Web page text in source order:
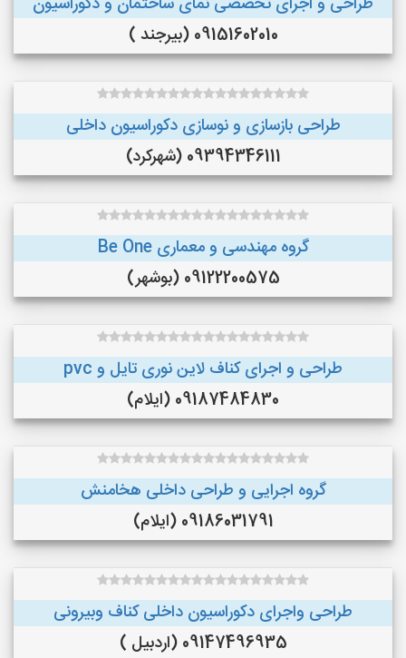
09151602010 (بیرجند )
طراحی بازسازی و نوسازی دکوراسیون داخلی
09394346111 (شهرکرد)
گروه مهندسی و معماری Be One
09122200575 (بوشهر)
طراحی و اجرای کناف لاین نوری تایل و pvc
09187484830 (ایلام)
گروه اجرایی و طراحی داخلی هخامنش
09186031791 (ایلام)
طراحی واجرای دکوراسیون داخلی کناف وبیرونی
09147496935 (اردبیل )